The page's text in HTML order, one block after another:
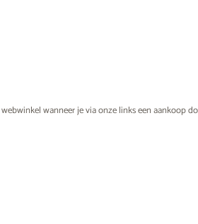
wanneer je via onze links een aankoop